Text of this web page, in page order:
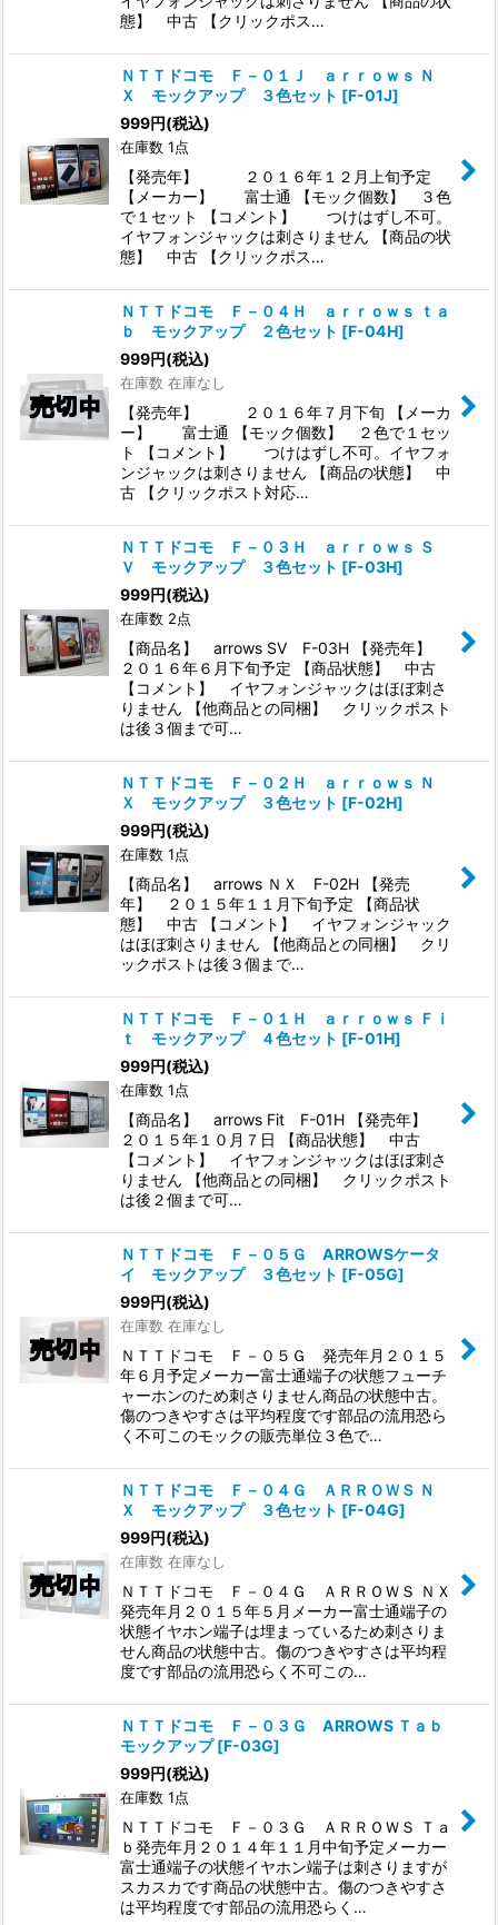
態】 中古 【クリックポス…
ＮＴＴドコモ Ｆ－０１Ｊ ａｒｒｏｗｓ Ｎ
Ｘ モックアップ ３色セット [F-01J]
999円(税込)
在庫数 1点
【発売年】 ２０１６年１２月上旬予定
【メーカー】 富士通 【モック個数】 ３色
で１セット 【コメント】 つけはずし不可。
イヤフォンジャックは刺さりません 【商品の状
態】 中古 【クリックポス…
ＮＴＴドコモ Ｆ－０４Ｈ ａｒｒｏｗｓ ｔａ
ｂ モックアップ ２色セット [F-04H]
999円(税込)
在庫数 在庫なし
【発売年】 ２０１６年７月下旬 【メーカ
ー】 富士通 【モック個数】 ２色で１セッ
ト 【コメント】 つけはずし不可。イヤフォ
ンジャックは刺さりません 【商品の状態】 中
古 【クリックポスト対応…
ＮＴＴドコモ Ｆ－０３Ｈ ａｒｒｏｗｓ Ｓ
Ｖ モックアップ ３色セット [F-03H]
999円(税込)
在庫数 2点
【商品名】 arrows SV F-03H 【発売年】
２０１６年６月下旬予定 【商品状態】 中古
【コメント】 イヤフォンジャックはほぼ刺さ
りません 【他商品との同梱】 クリックポスト
は後３個まで可…
ＮＴＴドコモ Ｆ－０２Ｈ ａｒｒｏｗｓ Ｎ
Ｘ モックアップ ３色セット [F-02H]
999円(税込)
在庫数 1点
【商品名】 arrows ＮＸ F-02H 【発売
年】 ２０１５年１１月下旬予定 【商品状
態】 中古 【コメント】 イヤフォンジャック
はほぼ刺さりません 【他商品との同梱】 クリ
ックポストは後３個まで…
ＮＴＴドコモ Ｆ－０１Ｈ ａｒｒｏｗｓ Ｆｉ
ｔ モックアップ ４色セット [F-01H]
999円(税込)
在庫数 1点
【商品名】 arrows Fit F-01H 【発売年】
２０１５年１０月７日 【商品状態】 中古
【コメント】 イヤフォンジャックはほぼ刺さ
りません 【他商品との同梱】 クリックポスト
は後２個まで可…
ＮＴＴドコモ Ｆ－０５Ｇ ARROWSケータ
イ モックアップ ３色セット [F-05G]
999円(税込)
在庫数 在庫なし
ＮＴＴドコモ Ｆ－０５Ｇ 発売年月２０１５
年６月予定メーカー富士通端子の状態フューチ
ャーホンのため刺さりません商品の状態中古。
傷のつきやすさは平均程度です部品の流用恐ら
く不可このモックの販売単位３色で…
ＮＴＴドコモ Ｆ－０４Ｇ ＡＲＲＯＷＳ Ｎ
Ｘ モックアップ ３色セット [F-04G]
999円(税込)
在庫数 在庫なし
ＮＴＴドコモ Ｆ－０４Ｇ ＡＲＲＯＷＳ ＮＸ
発売年月２０１５年５月メーカー富士通端子の
状態イヤホン端子は埋まっているため刺さりま
せん商品の状態中古。傷のつきやすさは平均程
度です部品の流用恐らく不可この…
ＮＴＴドコモ Ｆ－０３Ｇ ARROWS Ｔａｂ
モックアップ [F-03G]
999円(税込)
在庫数 1点
ＮＴＴドコモ Ｆ－０３Ｇ ＡＲＲＯＷＳ Ｔａ
ｂ発売年月２０１４年１１月中旬予定メーカー
富士通端子の状態イヤホン端子は刺さりますが
スカスカです商品の状態中古。傷のつきやすさ
は平均程度です部品の流用恐らく…